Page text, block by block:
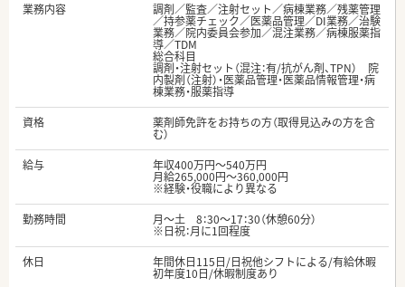
業務内容
調剤／監査／注射セット／病棟業務／残薬管理
／持参薬チェック／医薬品管理／DI業務／治験
業務／院内委員会参加／混注業務／病棟服薬指
導／TDM
総合科目
調剤・注射セット（混注：有/抗がん剤、TPN） 院
内製剤（注射）・医薬品管理・医薬品情報管理・病
棟業務・服薬指導
資格
薬剤師免許をお持ちの方（取得見込みの方を含
む）
給与
年収400万円～540万円
月給265,000円～360,000円
※経験・役職により異なる
勤務時間
月～土 8：30～17：30（休憩60分）
※日祝：月に1回程度
休日
年間休日115日/日祝他シフトによる/有給休暇
初年度10日/休暇制度あり